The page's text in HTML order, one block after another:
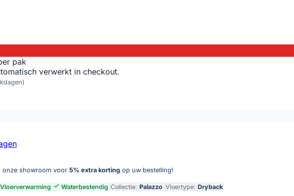
pak
verwerkt in checkout.
onze showroom voor 5% extra korting op uw bestelling!
Vloerverwarming Waterbestendig Collectie: Palazzo Vloertype: Dryback